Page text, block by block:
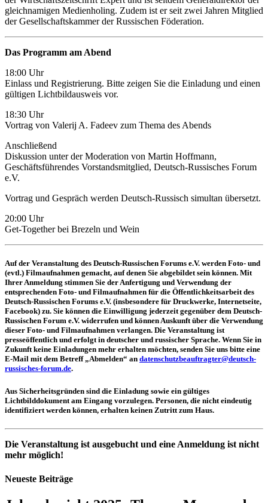
gleichnamigen Medienholing. Zudem ist er seit zwei Jahren Mitglied
der Gesellschaftskammer der Russischen Föderation.
Das Programm am Abend
18:00 Uhr
Einlass und Registrierung. Bitte zeigen Sie die Einladung und einen
gültigen Lichtbildausweis vor.
18:30 Uhr
Vortrag von Valerij A. Fadeev zum Thema des Abends
Anschließend
Diskussion unter der Moderation von Martin Hoffmann,
Geschäftsführendes Vorstandsmitglied, Deutsch-Russisches Forum
e.V.
Vortrag und Gespräch werden Deutsch-Russisch simultan übersetzt.
20:00 Uhr
Get-Together bei Brezeln und Wein
Auf der Veranstaltung des Deutsch-Russischen Forums e.V. werden Foto- und
(evtl.) Filmaufnahmen gemacht, auf denen Sie abgebildet sein können. Mit
Ihrer Anmeldung stimmen Sie der Anfertigung und Verwendung der
entsprechenden Foto- und Filmaufnahmen für die Öffentlichkeitsarbeit des
Deutsch-Russischen Forums e.V. (insbesondere für Druckwerke, Internetseite,
Facebook) zu. Sie können die Einwilligung jederzeit gegenüber dem Deutsch-
Russischen Forum e.V. widerrufen und können Auskunft über die Verwendung
dieser Foto- und Filmaufnahmen verlangen. Die Veranstaltung ist
presseöffentlich und erfolgt in deutscher und russischer Sprache. Wenn Sie in
Zukunft keine Einladungen mehr erhalten möchten, senden Sie uns bitte eine
E-Mail mit dem Betreff „Abmelden“ an datenschutzbeauftragter@deutsch-
russisches-forum.de.
Aus Sicherheitsgründen sind die Einladung sowie ein gültiges
Lichtbilddokument am Eingang vorzulegen. Personen, die nicht eindeutig
identifiziert werden können, erhalten keinen Zutritt zum Haus.
Die Veranstaltung ist ausgebucht und eine Anmeldung ist nicht
mehr möglich!
Neueste Beiträge